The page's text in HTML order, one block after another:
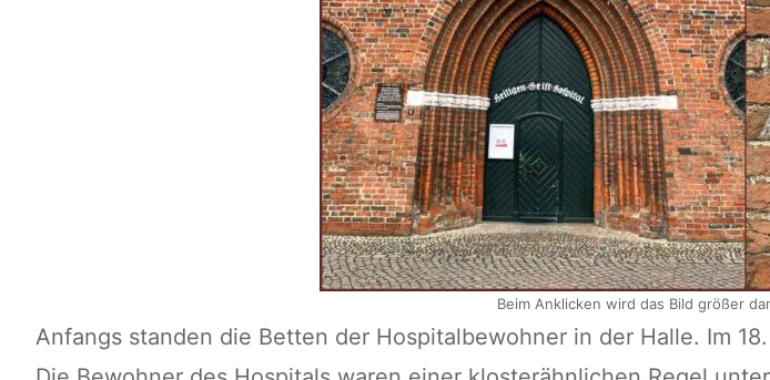
Beim Anklicken wird das Bild größer
Anfangs standen die Betten der Hospitalbewohner in der Halle. Im